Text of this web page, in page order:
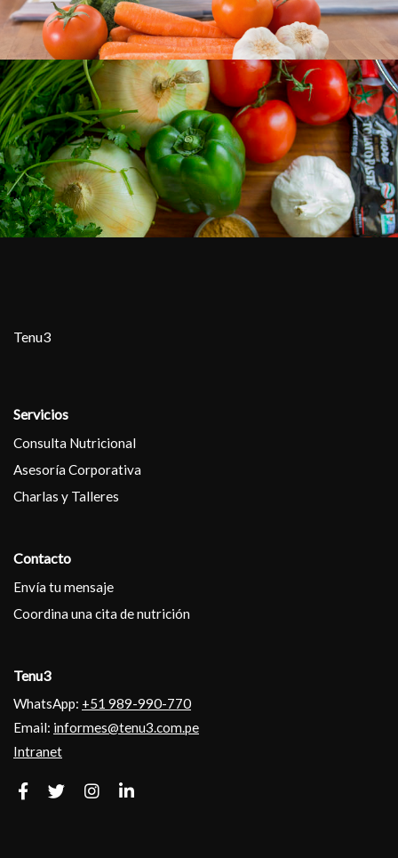
Tenu3
Servicios
Consulta Nutricional
Asesoría Corporativa
Charlas y Talleres
Contacto
Envía tu mensaje
Coordina una cita de nutrición
Tenu3
WhatsApp: +51 989-990-770
Email: informes@tenu3.com.pe
Intranet